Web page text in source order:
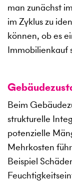
man zunächst
im Zyklus zu
können, ob es
Immobilienkauf
Beim
strukturelle
potenzielle
Mehrkosten
Beispiel